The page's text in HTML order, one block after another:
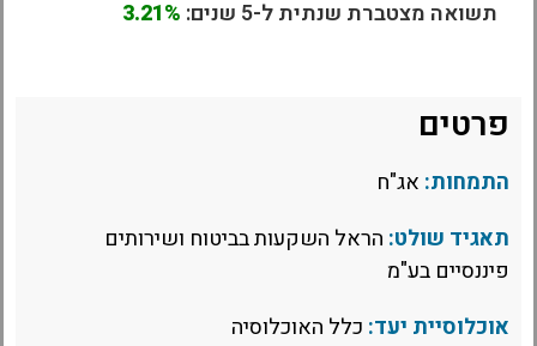
תשואה מצטברת שנתית ל-5 שנים:
3.21%
פרטים
התמחות: אג"ח
תאגיד שולט: הראל השקעות בביטוח ושירותים
פיננסיים בע"מ
אוכלוסיית יעד: כלל האוכלוסיה